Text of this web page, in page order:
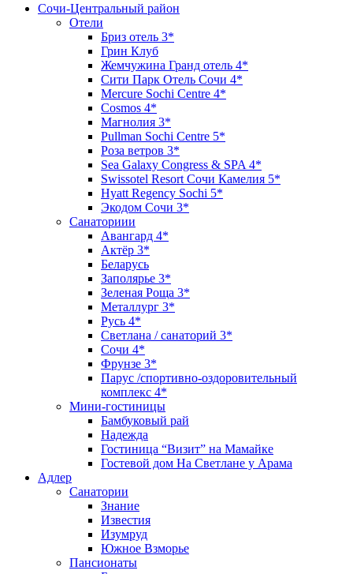
Сочи-Центральный район
Отели
Бриз отель 3*
Грин Клуб
Жемчужина Гранд отель 4*
Сити Парк Отель Сочи 4*
Mercure Sochi Centre 4*
Cosmos 4*
Магнолия 3*
Pullman Sochi Сеntre 5*
Роза ветров 3*
Sea Galaxy Congress & SPA 4*
Swissotel Resort Сочи Камелия 5*
Hyatt Regency Sochi 5*
Экодом Сочи 3*
Санаториии
Авангард 4*
Актёр 3*
Беларусь
Заполярье 3*
Зеленая Роща 3*
Металлург 3*
Русь 4*
Светлана / санаторий 3*
Сочи 4*
Фрунзе 3*
Парус /спортивно-оздоровительный
комплекс 4*
Мини-гостиницы
Бамбуковый рай
Надежда
Гостиница “Визит” на Мамайке
Гостевой дом На Светлане у Арама
Адлер
Санатории
Знание
Известия
Изумруд
Южное Взморье
Пансионаты